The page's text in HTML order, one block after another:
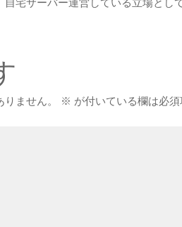
宅サーバー運営している立場と
ません。 ※ が付いている欄は必